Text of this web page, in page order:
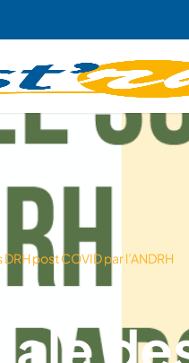
post COVID par l’ANDRH